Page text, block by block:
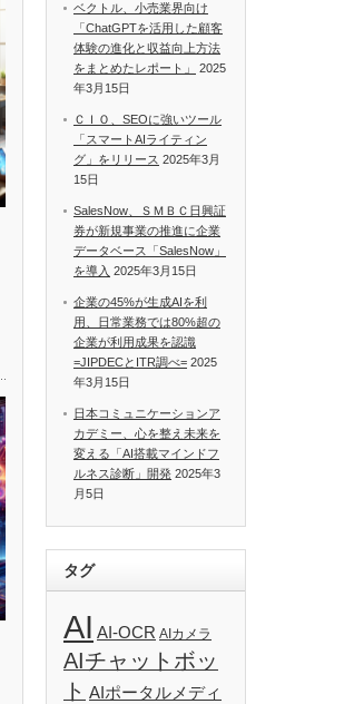
ベクトル、小売業界向け
「ChatGPTを活用した顧客
体験の進化と収益向上方法
をまとめたレポート」
2025
年3月15日
ＣＩＯ、SEOに強いツール
「スマートAIライティン
グ」をリリース 2025年3月
15日
SalesNow、ＳＭＢＣ日興証
券が新規事業の推進に企業
データベース「SalesNow」
を導入 2025年3月15日
企業の45%が生成AIを利
用、日常業務では80%超の
企業が利用成果を認識
=JIPDECとITR調べ= 2025
年3月15日
日本コミュニケーションア
カデミー、心を整え未来を
変える「AI搭載マインドフ
ルネス診断」開発 2025年3
月5日
タグ
AI AI-OCR AIカメラ
AIチャットボッ
ト AIポータルメディ